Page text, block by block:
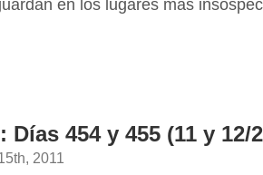
en los lugares más
Días 454 y 455 (11 y 12/
2011